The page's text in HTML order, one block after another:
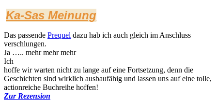
Ka-Sas Meinung
Das passende Prequel dazu hab ich auch gleich im Anschluss
verschlungen.
Ja ….. mehr mehr mehr
Ich
hoffe wir warten nicht zu lange auf eine Fortsetzung, denn die
Geschichten sind wirklich ausbaufähig und lassen uns auf eine tolle,
actionreiche Buchreihe hoffen!
Zur Rezension